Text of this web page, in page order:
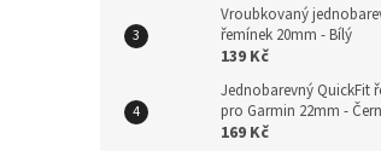
Vroubkovaný
řemínek 20mm - Bílý
139 Kč
Jednobarevný QuickFit
pro Garmin 22mm -
169 Kč